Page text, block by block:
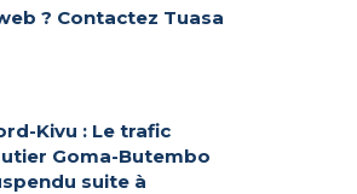
? Contactez Tuasa
Kivu : Le trafic
Goma-Butembo
suite à